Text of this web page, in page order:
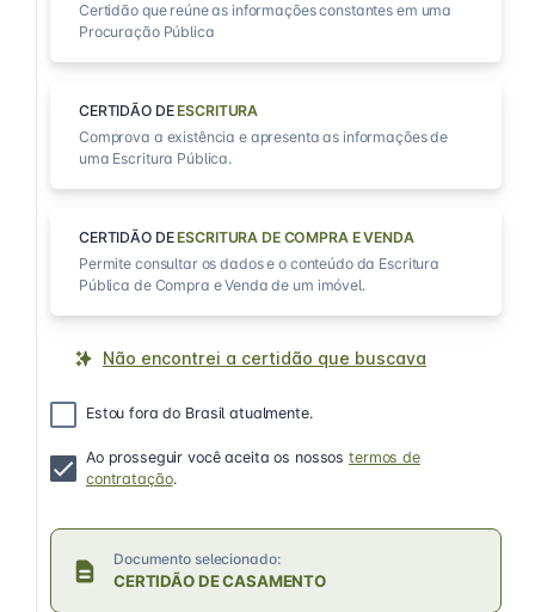
Certidão que reúne as informações constantes em uma
Procuração Pública
CERTIDÃO DEESCRITURA
Comprova a existência e apresenta as informações de
uma Escritura Pública.
CERTIDÃO DEESCRITURA DE COMPRA E VENDA
Permite consultar os dados e o conteúdo da Escritura
Pública de Compra e Venda de um imóvel.
Não encontrei a certidão que buscava
Estou fora do Brasil atualmente.
Ao prosseguir você aceita os nossostermos de
contratação.
Documento selecionado:
CERTIDÃO DE CASAMENTO